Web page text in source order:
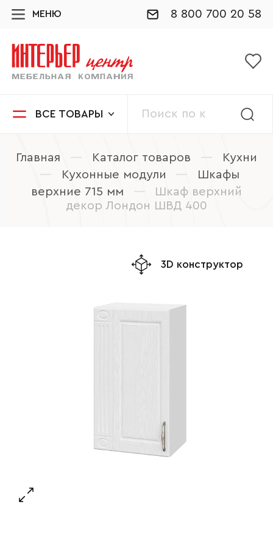
МЕНЮ 8 800 700 20 58
ВСЕ ТОВАРЫ
Главная — Каталог товаров —
Кухни
—
Кухонные модули —
Шкафы
верхние 715 мм
—
Шкаф верхний
декор Лондон ШВД 400
3D конструктор